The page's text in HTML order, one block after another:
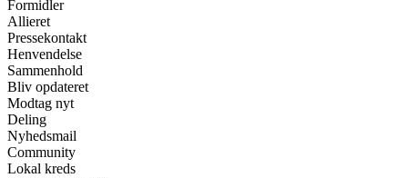
Formidler
Allieret
Pressekontakt
Henvendelse
Sammenhold
Bliv opdateret
Modtag nyt
Deling
Nyhedsmail
Community
Lokal kreds